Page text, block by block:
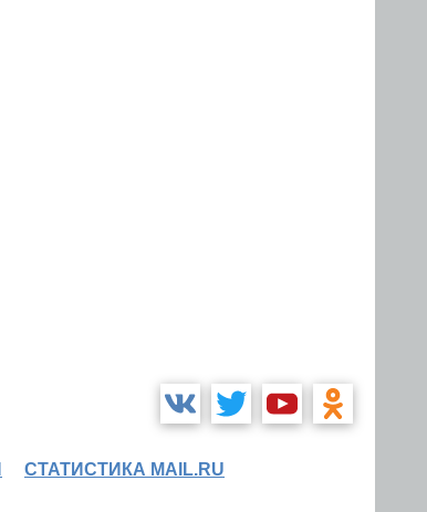
СТАТИСТИКА MAIL.RU